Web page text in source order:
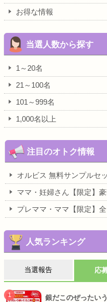
お得な情報
当選人数から探す
1～20名
21～100名
101～999名
1,000名以上
注目のオトク情報
オルビス 無料サンプルセ
ママ・妊婦さん【限定】
プレママ・ママ【限定】
人気ランキング
当選報告 応
銀だこのぜったい